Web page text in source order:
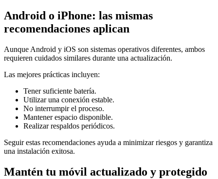
Android o iPhone: las mismas
recomendaciones aplican
Aunque Android y iOS son sistemas operativos diferentes, ambos
requieren cuidados similares durante una actualización.
Las mejores prácticas incluyen:
Tener suficiente batería.
Utilizar una conexión estable.
No interrumpir el proceso.
Mantener espacio disponible.
Realizar respaldos periódicos.
Seguir estas recomendaciones ayuda a minimizar riesgos y garantiza
una instalación exitosa.
Mantén tu móvil actualizado y protegido